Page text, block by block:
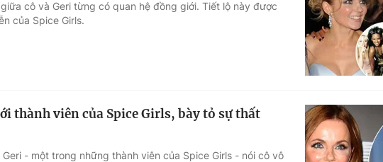
cô và Geri từng có quan hệ đồng giới. Tiết lộ này được
của Spice Girls.
thành viên của Spice Girls, bày tỏ sự thất
- một trong những thành viên của Spice Girls - nói cô vô